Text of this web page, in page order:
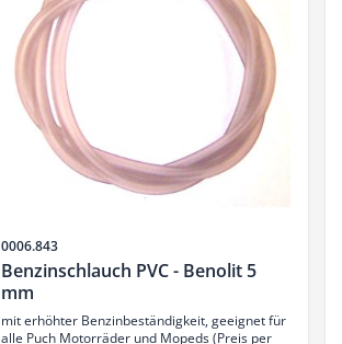
Artikelnr.
0006.843
Benzinschlauch PVC - Benolit 5
mm
mit erhöhter Benzinbeständigkeit, geeignet für
alle Puch Motorräder und Mopeds (Preis per